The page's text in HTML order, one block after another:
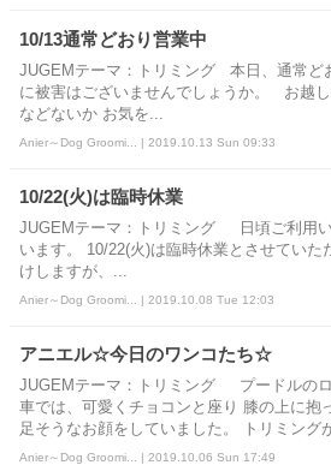
10/13通常どおり営業中
JUGEMテーマ：トリミング 本日、通常ど
に被害はございませんでしょうか。 お越
などないか お気を...
Anier～Dog Groomi... | 2019.10.13 Sun 09:33
10/22(火)は臨時休業
JUGEMテーマ：トリミング 日頃ご利用
います。 10/22(火)は臨時休業とさせてい
けしますが、...
Anier～Dog Groomi... | 2019.10.08 Tue 12:03
アニエル☆今日のワンコたち☆
JUGEMテーマ：トリミング プードルの
車では、可愛くチョコンと座り 膝の上に抱
足そうなお顔をしていました。 トリミング
Anier～Dog Groomi... | 2019.10.06 Sun 17:49